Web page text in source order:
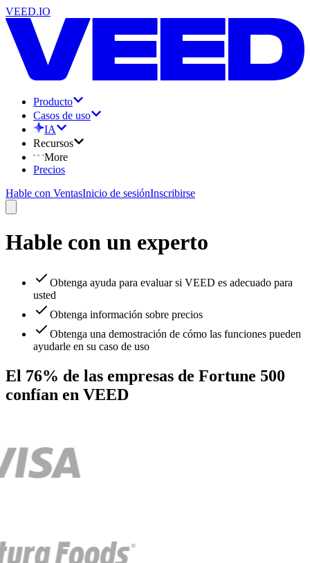
VEED.IO
Producto
Casos de uso
IA
Recursos
More
Precios
Hable con VentasInicio de sesiónInscribirse
Hable con un experto
Obtenga ayuda para evaluar si VEED es adecuado para
usted
Obtenga información sobre precios
Obtenga una demostración de cómo las funciones pueden
ayudarle en su caso de uso
El 76% de las empresas de Fortune 500
confían en VEED